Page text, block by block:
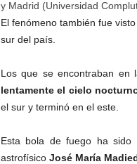
y Madrid (Universidad
El fenómeno también fue
sur del país.
Los que se encontraban en
lentamente el cielo
el sur y terminó en el este.
Esta bola de fuego ha sido
astrofísico José María